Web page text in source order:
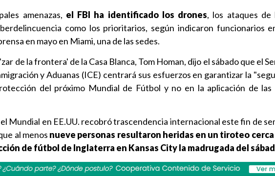
amenazas, el FBI ha identificado los drones, los ataques de
como los prioritarios, según indicaron funcionarios
en mayo en Miami, una de las sedes.
de la frontera' de la Casa Blanca, Tom Homan, dijo el sábado que el
y Aduanas (ICE) centrará sus esfuerzos en garantizar la
del próximo Mundial de Fútbol y no en la aplicación de las
Mundial en EE.UU. recobró trascendencia internacional este fin de
al menos nueve personas resultaron heridas en un tiroteo cerca
de fútbol de Inglaterra en Kansas City la madrugada del